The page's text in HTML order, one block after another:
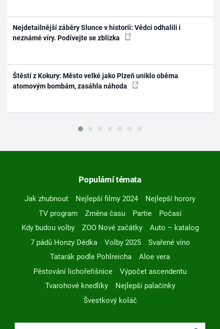
Nejdetailnější záběry Slunce v historii: Vědci odhalili i
neznámé víry. Podívejte se zblízka
Štěstí z Kokury: Město velké jako Plzeň uniklo oběma
atomovým bombám, zasáhla náhoda
Populární témata
Jak zhubnout Nejlepší filmy 2024
Nejlepší horory
TV program
Změna času Partie
Počasí
Kdy budou volby
ZOO Nové začátky
Auto – katalog
7 pádů Honzy Dědka
Volby 2025
Svařené víno
Tatarák podle Pohlreicha
Aloe vera
Pěstování lichořeřišnice
Výpočet ascendentu
Tvarohové knedlíky
Nejlepší palačinky
Švestkový koláč